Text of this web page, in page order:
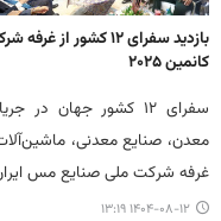
بازدید سفرای ۱۲
کانمین ۲۰۲۵
سفرای ۱۲ کشور جهان در
غرفه شرکت ملی صنایع مس ایران
۱۴۰۴-۰۸-۱۲ ۱۳:۱۹